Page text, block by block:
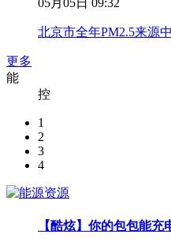
北京市全年PM2.5来源
更多
能
控
1
2
3
4
【酷炫】你的包包能充